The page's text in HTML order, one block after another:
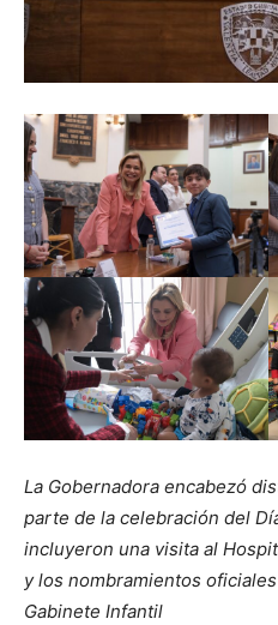
La Gobernadora encabezó
parte de la celebración del
incluyeron una visita al
y los nombramientos
Gabinete Infantil